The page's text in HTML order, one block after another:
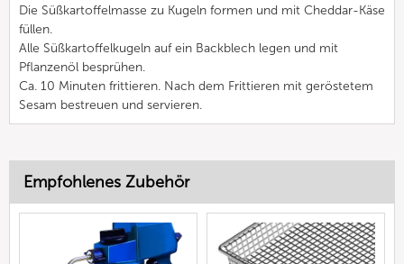
Die Süßkartoffelmasse zu Kugeln formen und mit Cheddar-Käse
füllen.
Alle Süßkartoffelkugeln auf ein Backblech legen und mit
Pflanzenöl besprühen.
Ca. 10 Minuten frittieren. Nach dem Frittieren mit geröstetem
Sesam bestreuen und servieren.
Empfohlenes Zubehör